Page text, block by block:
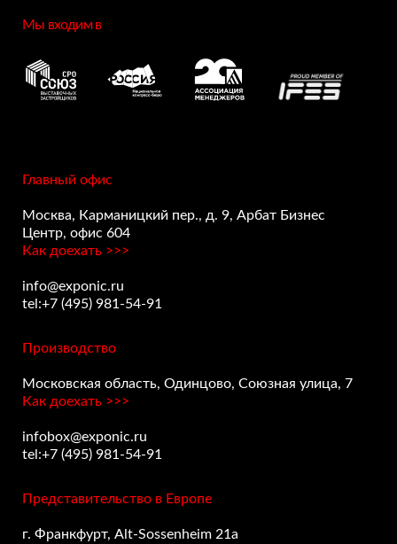
Мы входим в
Главный офис
Москва, Карманицкий пер., д. 9, Арбат Бизнес
Центр, офис 604
info@exponic.ru
tel:+7 (495) 981-54-91
Как доехать >>>
Производство
Московская область, Одинцово, Союзная улица, 7
infobox@exponic.ru
tel:+7 (495) 981-54-91
Как доехать >>>
Представительство в Европе
г. Франкфурт, Alt-Sossenheim 21a